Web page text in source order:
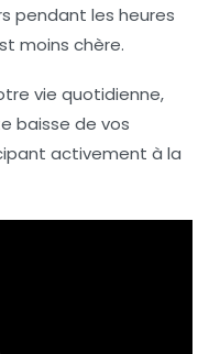
pendant les heures
moins chère.
vie quotidienne,
baisse de vos
activement à la